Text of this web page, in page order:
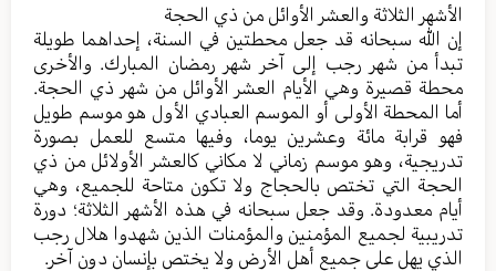
الأشهر الثلاثة والعشر الأوائل من ذي الحجة
إن الله سبحانه قد جعل محطتين في السنة، إحداهما طويلة
تبدأ من شهر رجب إلى آخر شهر رمضان المبارك. والأخرى
محطة قصيرة وهي الأيام العشر الأوائل من شهر ذي الحجة.
أما المحطة الأولى أو الموسم العبادي الأول هو موسم طويل
فهو قرابة مائة وعشرين يوما، وفيها متسع للعمل بصورة
تدريجية، وهو موسم زماني لا مكاني كالعشر الأولائل من ذي
الحجة التي تختص بالحجاج ولا تكون متاحة للجميع، وهي
أيام معدودة. وقد جعل سبحانه في هذه الأشهر الثلاثة؛ دورة
تدريبية لجميع المؤمنين والمؤمنات الذين شهدوا هلال رجب
الذي يهل على جميع أهل الأرض ولا يختص بإنسان دون آخر.